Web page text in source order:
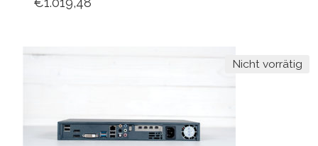
Nicht vorrätig